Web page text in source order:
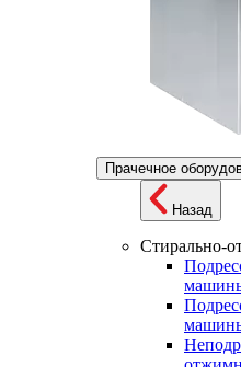
Прачечное
Назад
Стирально-